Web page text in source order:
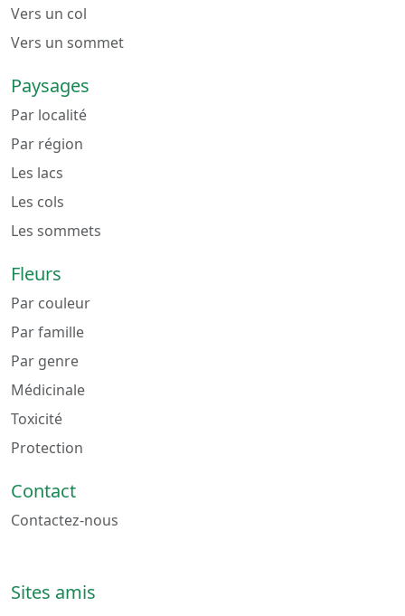
Vers un col
Vers un sommet
Paysages
Par localité
Par région
Les lacs
Les cols
Les sommets
Fleurs
Par couleur
Par famille
Par genre
Médicinale
Toxicité
Protection
Contact
Contactez-nous
Sites amis